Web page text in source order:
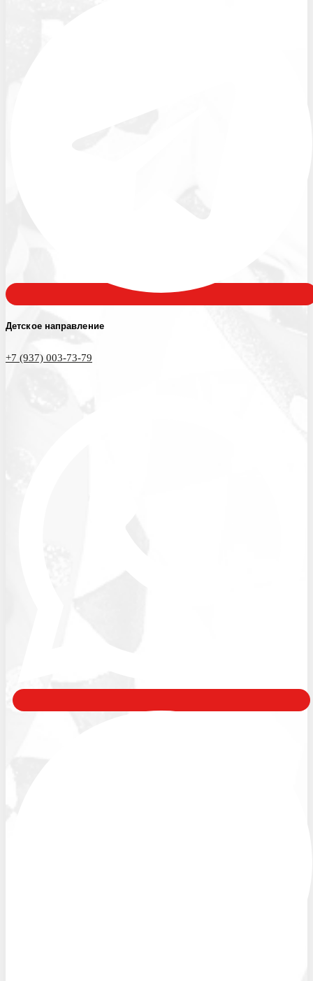
Детское направление
+7 (937) 003-73-79